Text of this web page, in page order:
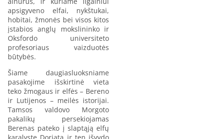
apsigyveno elfai, nykštukai,
hobitai, žmonės bei visos kitos
įstabios anglų mokslininko ir
Oksfordo universiteto
profesoriaus vaizduotės
būtybės.
Šiame daugiasluoksniame
pasakojime išskirtinė vieta
teko žmogaus ir elfės – Bereno
ir Lutijenos – meilės istorijai.
Tamsos valdovo Morgoto
pakalikų persekiojamas
Berenas pateko į slaptąją elfų